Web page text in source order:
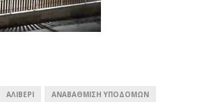
ΑΛΙΒΕΡΙ ΑΝΑΒΆΘΜΙΣΗ ΥΠΟΔΟΜΏΝ